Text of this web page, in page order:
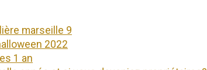
marseille 9
2022
1 an